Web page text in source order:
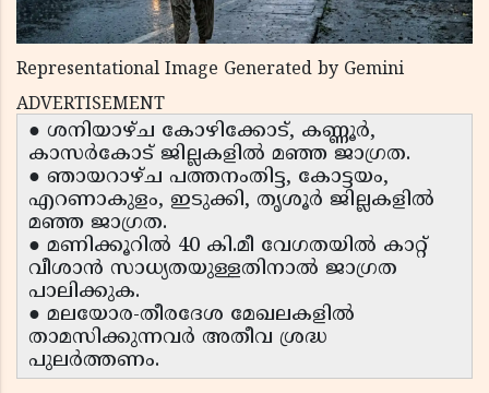
Representational Image Generated by Gemini
ADVERTISEMENT
● ശനിയാഴ്ച കോഴിക്കോട്, കണ്ണൂർ,
കാസർകോട് ജില്ലകളിൽ മഞ്ഞ ജാഗ്രത.
● ഞായറാഴ്ച പത്തനംതിട്ട, കോട്ടയം,
എറണാകുളം, ഇടുക്കി, തൃശൂർ ജില്ലകളിൽ
മഞ്ഞ ജാഗ്രത.
● മണിക്കൂറിൽ 40 കി.മീ വേഗതയിൽ കാറ്റ്
വീശാൻ സാധ്യതയുള്ളതിനാൽ ജാഗ്രത
പാലിക്കുക.
● മലയോര-തീരദേശ മേഖലകളിൽ
താമസിക്കുന്നവർ അതീവ ശ്രദ്ധ
പുലർത്തണം.